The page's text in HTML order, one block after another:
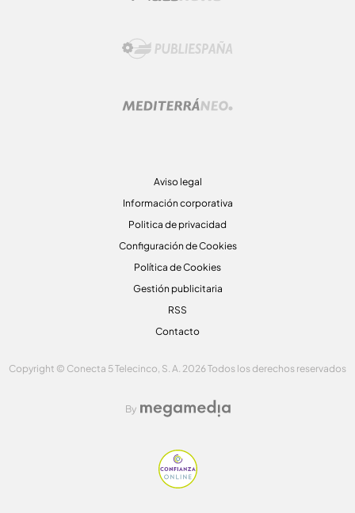
Aviso legal
Información corporativa
Politica de privacidad
Configuración de Cookies
Política de Cookies
Gestión publicitaria
RSS
Contacto
Copyright © Conecta 5 Telecinco, S. A. 2026 Todos los derechos reservados
By